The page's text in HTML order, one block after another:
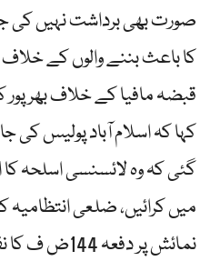
صورت بھی برداشت نہیں کی
کا باعث بننے والوں کے
قبضہ مافیا کے خلاف بھرپور
کہا کہ اسلام آباد پولیس
گئی کہ وہ لائسنسی اسلحہ کا
میں کرائیں، ضلعی
نمائش پر